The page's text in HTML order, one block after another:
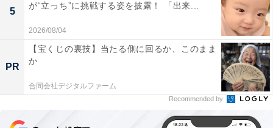
5
が“立っち”に挑戦する姿を披露！ 「出来...
2026/08/04
PR
【宝くじの裏技】当たる側に回るか、このまま
か
合同会社デジタルファーム
Recommended by